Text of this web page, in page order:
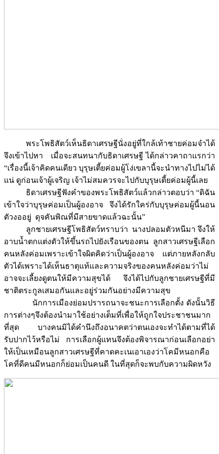
พระโพธิสัตว์เห็นธิดาเศรษฐีนั่งอยู่ที่ใกล้เท้าชายค่อมจำได้
จึงเข้าไปหา เมื่อจะสนทนากับธิดาเศรษฐี ได้กล่าวคาถาแรกว่า
“เรื่องนี้เจ้าคิดคนเดียว บุรุษเตี้ยค่อมผู้โง่เขลานี้จะนำทางไปไม่ได้
แน่ ดูก่อนเจ้าผู้เจริญ เจ้าไม่สมควรจะไปกับบุรุษเตี้ยค่อมผู้นี้เลย
ธิดาเศรษฐีฟังคำของพระโพธิสัตว์แล้วกล่าวตอบว่า “ดิฉัน
เข้าใจว่าบุรุษค่อมเป็นผู้องอาจ จึงได้รักใคร่กับบุรุษค่อมผู้นี้นอน
ตัวงออยู่ ดุจคันพิณที่มีสายขาดแล้วฉะนั้น”
ลูกชายเศรษฐีโพธิสัตว์ทราบว่า นางปลอมตัวหนีมา จึงให้
อาบน้ำตกแต่งตัวให้ขึ้นรถไปยังเรือนของตน ลูกสาวเศรษฐีเลือก
คนหลังค่อมเพราะเข้าใจผิดคิดว่าเป็นผู้องอาจ แต่ภายหลังกลับ
ตัวได้เพราะได้เห็นธาตุแท้และความจริงของคนหลังค่อมว่าไม่
อาจจะเลี้ยงดูตนให้มีความสุขได้ จึงได้ไปกับลูกชายเศรษฐีที่มี
ชาติตระกูลเสมอกันและอยู่ร่วมกันอย่างมีความสุข
นักการเมืองย่อมปรารถนาจะชนะการเลือกตั้ง ดังนั้นวิธี
การต่างๆจึงต้องนำมาใช้อย่างเต็มที่เพื่อให้ถูกใจประชาชนมาก
ที่สุด บางคนมิได้คำนึงถึงอนาคตว่าตนเองจะทำได้ตามที่ได้
รับปากไว้หรือไม่ การเลือกผู้แทนจึงต้องพิจารณาก่อนเลือกอย่า
ให้เป็นเหมือนลูกสาวเศรษฐีที่คาดคะเนเอาเองว่าโคมีหนอกคือ
โคที่ดีคนมีหนอกก็ย่อมเป็นคนดี ในที่สุดก็จะพบกับความผิดหวัง